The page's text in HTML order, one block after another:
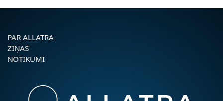
PAR ALLATRA
ZIŅAS
NOTIKUMI